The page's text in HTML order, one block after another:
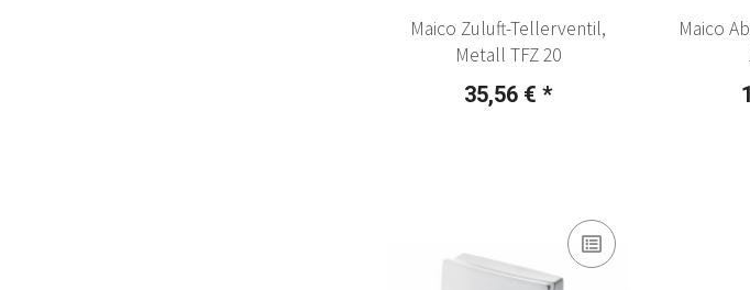
Maico Zuluft-Tellerventil,
Metall TFZ 20
35,56 € *
Maico